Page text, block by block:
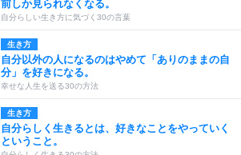
前しか見られなくなる。
自分らしい生き方に気づく30の言葉
生き方
自分以外の人になるのはやめて「ありのままの自
分」を好きになる。
幸せな人生を送る30の方法
生き方
自分らしく生きるとは、好きなことをやっていく
ということ。